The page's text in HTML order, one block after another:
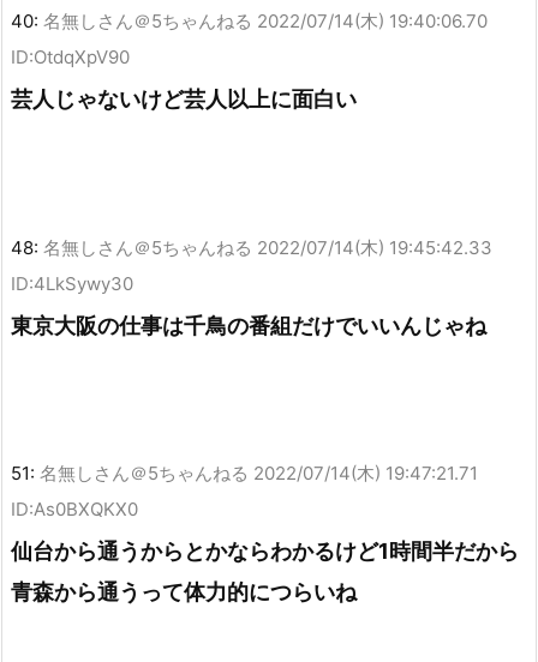
40: 名無しさん＠5ちゃんねる 2022/07/14(木) 19:40:06.70
ID:OtdqXpV90
芸人じゃないけど芸人以上に面白い
48: 名無しさん＠5ちゃんねる 2022/07/14(木) 19:45:42.33
ID:4LkSywy30
東京大阪の仕事は千鳥の番組だけでいいんじゃね
51: 名無しさん＠5ちゃんねる 2022/07/14(木) 19:47:21.71
ID:As0BXQKX0
仙台から通うからとかならわかるけど1時間半だから
青森から通うって体力的につらいね